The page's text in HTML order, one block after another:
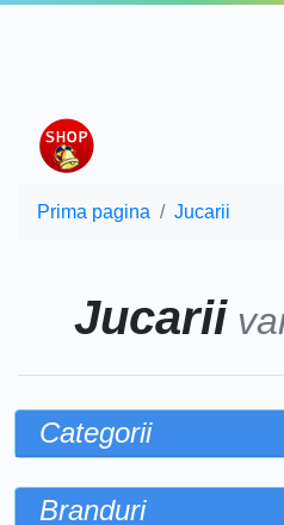
Prima pagina Jucarii
Jucarii
Categorii
Branduri